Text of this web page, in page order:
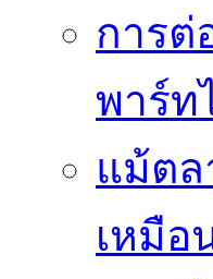
การต่
พาร์ท
แม้ตล
เหมือ